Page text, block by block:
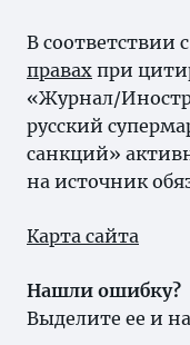
В соответствии
правах при
«Журнал/
русский
санкций»
на источник
Карта сайта
Нашли ошибку?
Выделите ее и